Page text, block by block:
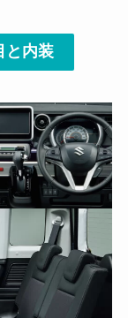
と内装